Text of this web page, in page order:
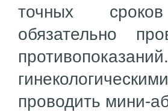
точных
обязательно
проводить мини-